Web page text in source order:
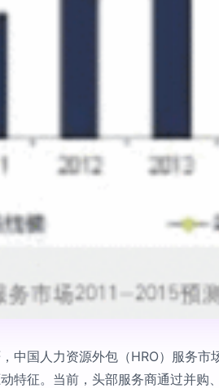
中国人力资源外包（HRO）服务
特征。当前，头部服务商通过并